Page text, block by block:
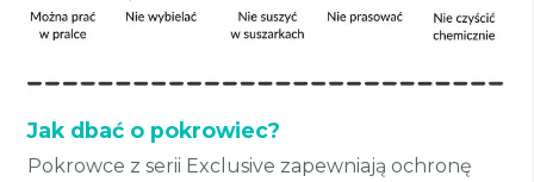
Jak dbać o pokrowiec?
Pokrowce z serii Exclusive zapewniają ochronę